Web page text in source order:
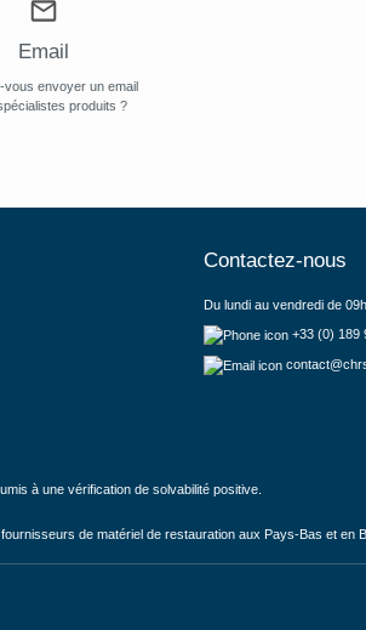
Email
vous envoyer un email
produits ?
Contactez-nous
Du lundi au vendredi de
+33 (0) 189
à une vérification de solvabilité positive.
de matériel de restauration aux Pays-Bas et en